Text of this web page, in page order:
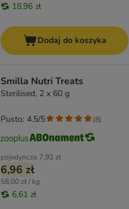
18,96 zł
Dodaj do koszyka
Smilla Nutri Treats
Sterilised, 2 x 60 g
pojedynczo 7,92 zł
6,96 zł
58,00 zł / kg
6,61 zł
Pusto: 4.5/5 (8)